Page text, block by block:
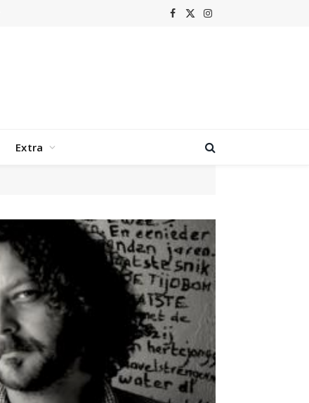
Facebook
X
Instagram
Extra